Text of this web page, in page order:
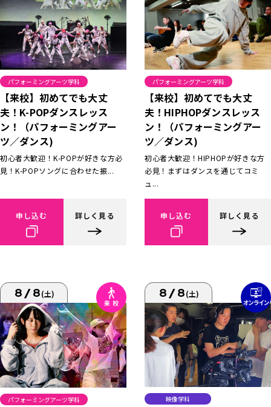
パフォーミングアーツ学科
【来校】初めてでも大丈
夫！K-POPダンスレッス
ン！（パフォーミングアー
ツ／ダンス)
初心者大歓迎！K-POPが好きな方必
見！K-POPソングに合わせた振...
申し込む 詳しく見る
パフォーミングアーツ学科
【来校】初めてでも大丈
夫！HIPHOPダンスレッス
ン！（パフォーミングアー
ツ／ダンス)
初心者大歓迎！HIPHOPが好きな方
必見！まずはダンスを通じてコミ
ュ...
申し込む 詳しく見る
8/8(土)
パフォーミングアーツ学科
8/8(土)
映像学科